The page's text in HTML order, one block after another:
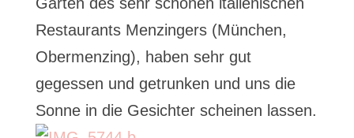
Restaurants Menzingers (München,
Obermenzing), haben sehr gut
gegessen und getrunken und uns die
Sonne in die Gesichter scheinen lassen.